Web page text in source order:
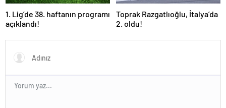
1. Lig’de 38. haftanın programı
açıklandı!
Toprak Razgatlıoğlu, İtalya’da
2. oldu!